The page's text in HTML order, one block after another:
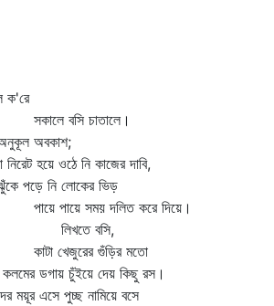
ক'রে
চাতালে।
ওঠে নি কাজের দাবি,
লোকের ভিড়
দলিত করে দিয়ে।
বসি,
গুঁড়ির মতো
ডগায় চুঁইয়ে দেয় কিছু রস।
পুচ্ছ নামিয়ে বসে